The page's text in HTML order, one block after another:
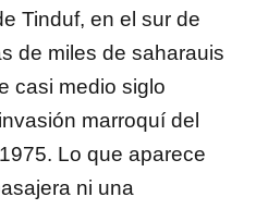
Tinduf, en el sur de
de miles de saharauis
casi medio siglo
marroquí del
Lo que aparece
ni una